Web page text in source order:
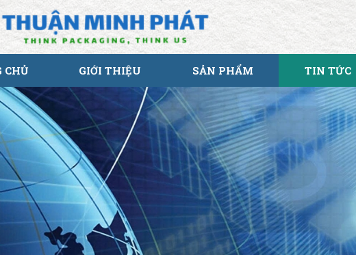
CHỦ GIỚI THIỆU SẢN PHẨM TIN TỨC